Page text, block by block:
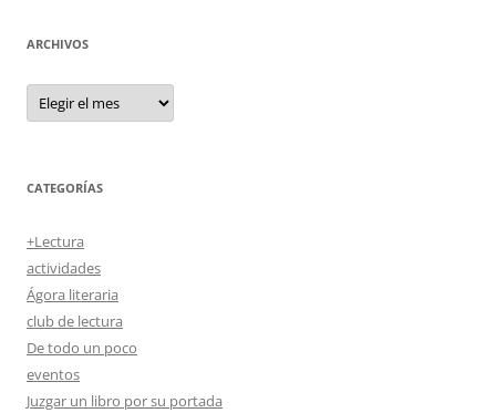
ARCHIVOS
Archivos
CATEGORÍAS
+Lectura
actividades
Ágora literaria
club de lectura
De todo un poco
eventos
Juzgar un libro por su portada